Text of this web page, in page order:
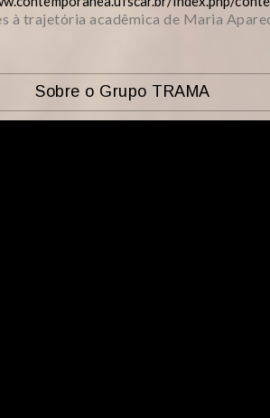
à trajetória acadêmica de Maria
Sobre o Grupo TRAMA